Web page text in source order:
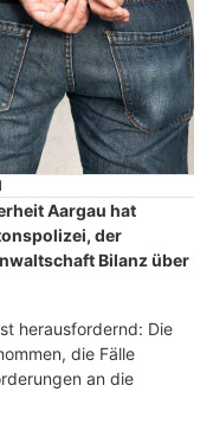
Aargau hat
der
Bilanz über
herausfordernd: Die
die Fälle
an die